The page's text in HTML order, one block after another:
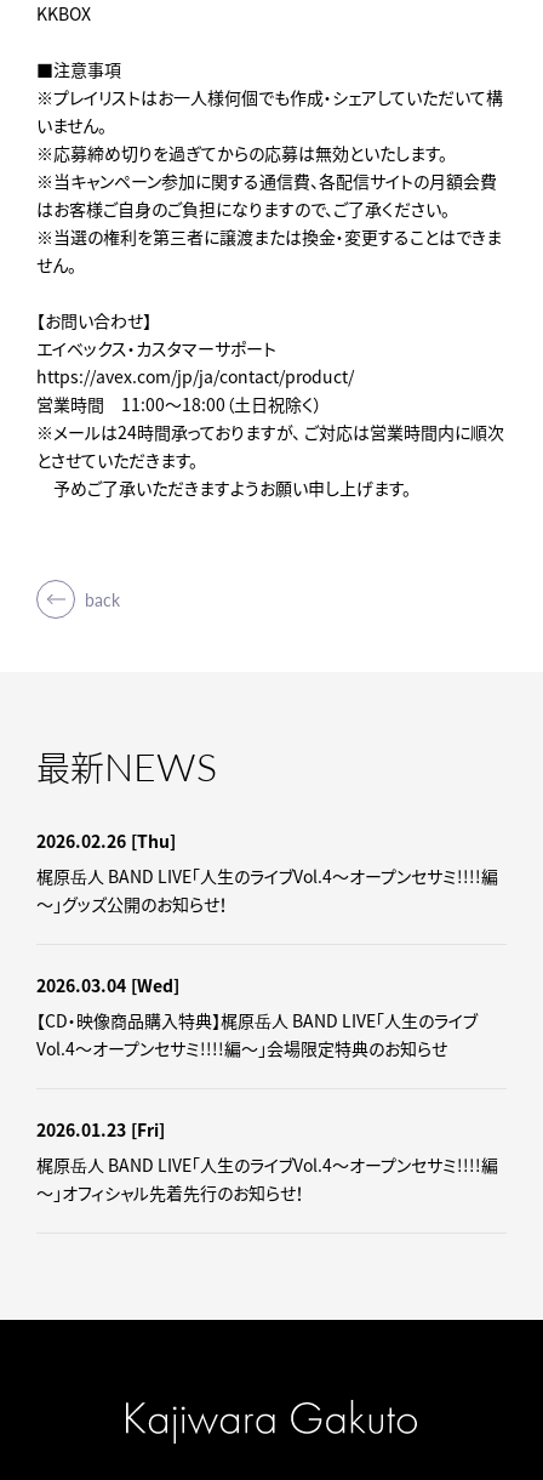
KKBOX
■注意事項
※プレイリストはお一人様何個でも作成・シェアしていただいて構
いません。
※応募締め切りを過ぎてからの応募は無効といたします。
※当キャンペーン参加に関する通信費、各配信サイトの月額会費
はお客様ご自身のご負担になりますので、ご了承ください。
※当選の権利を第三者に譲渡または換金・変更することはできま
せん。
【お問い合わせ】
エイベックス・カスタマーサポート
https://avex.com/jp/ja/contact/product/
営業時間 11:00～18:00（土日祝除く）
※メールは24時間承っておりますが、 ご対応は営業時間内に順次
とさせていただきます。
予めご了承いただきますようお願い申し上げます。
back
最新NEWS
2026.02.26 [Thu]
梶原岳人 BAND LIVE「人生のライブVol.4～オープンセサミ!!!!編
～」グッズ公開のお知らせ！
2026.03.04 [Wed]
【CD・映像商品購入特典】梶原岳人 BAND LIVE「人生のライブ
Vol.4～オープンセサミ!!!!編～」会場限定特典のお知らせ
2026.01.23 [Fri]
梶原岳人 BAND LIVE「人生のライブVol.4～オープンセサミ!!!!編
～」オフィシャル先着先行のお知らせ！